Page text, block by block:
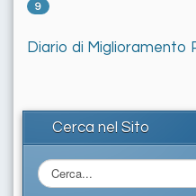
9
Diario di Miglioramento
Cerca nel Sito
C
e